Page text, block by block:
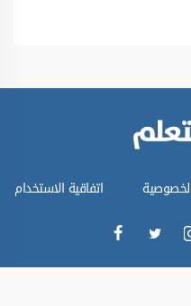
اتفاقية الاستخدام